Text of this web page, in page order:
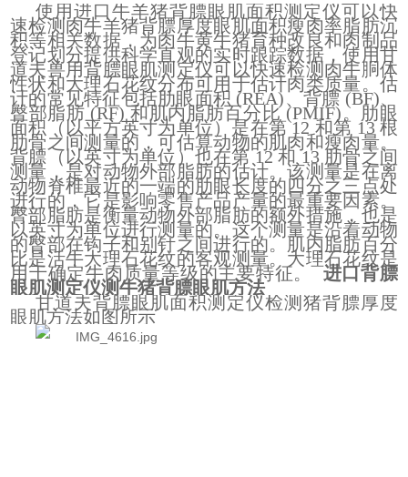
使用进口牛羊猪背膘眼肌面积测定仪可以快
速检测肉牛羊猪背膘厚度眼肌面积瘦肉率脂肪沉
积等相关数据，为肉牛黄牛猪育种改良和肉制品
登记划分提供科学直观的实时跟踪数据，使用甘
道夫兽用背膘眼肌测定仪可以快速检测肉牛胴体
性状和大理石花纹分布可用于估计肉类质量。估
计的常见特征包括肋眼面积 (REA)、背膘 (BF)、
臀部脂肪 (RF) 和肌内脂肪百分比 (PMIF)。肋眼
面积（以平方英寸为单位）是在第 12 和第 13 根
肋骨之间测量的，可估算动物的肌肉和瘦肉量。
背膘（以英寸为单位）也在第 12 和 13 肋骨之间
测量，是对动物外部脂肪的估计。该测量是在离
动物脊椎最近的一端的肋眼长度的四分之三点处
进行的，它是影响零售产品产量的最重要因素。
臀部脂肪是衡量动物外部脂肪的额外措施，也是
以英寸为单位进行测量的。这个测量是沿着动物
的臀部在钩子和别针之间进行的。肌内脂肪百分
比是活牛大理石花纹的客观测量。大理石花纹是
用于确定牛肉质量等级的主要特征。进口背膘
眼肌测定仪测牛猪背膘眼肌方法
甘道夫背膘眼肌面积测定仪检测猪背膘厚度
眼肌方法如图所示